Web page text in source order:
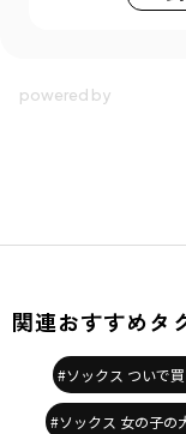
関連おすすめタ
#ソックス ついで
#ソックス 女の子の